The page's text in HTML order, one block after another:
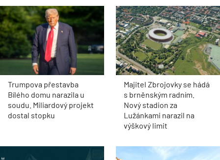
Trumpova přestavba
Bílého domu narazila u
soudu. Miliardový projekt
dostal stopku
Majitel Zbrojovky se hádá
s brněnským radním.
Nový stadion za
Lužánkami narazil na
výškový limit